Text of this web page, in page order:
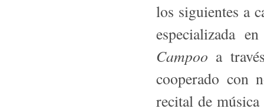
los siguientes a
especializada
Campoo a
cooperado con
recital de